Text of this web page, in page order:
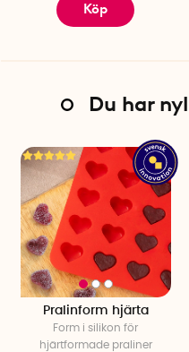
Köp
Du har
Pralinform hjärta
Form i silikon för
hjärtformade praliner